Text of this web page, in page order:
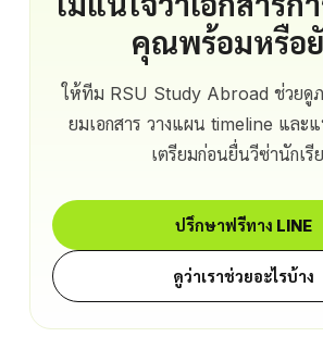
คุณพร้อมหรือ
ให้ทีม RSU Study Abroad ช่วยดูภ
ยมเอกสาร วางแผน timeline และ
เตรียมก่อนยื่นวีซ่านักเรี
ปรึกษาฟรีทาง LINE
ดูว่าเราช่วยอะไรบ้าง